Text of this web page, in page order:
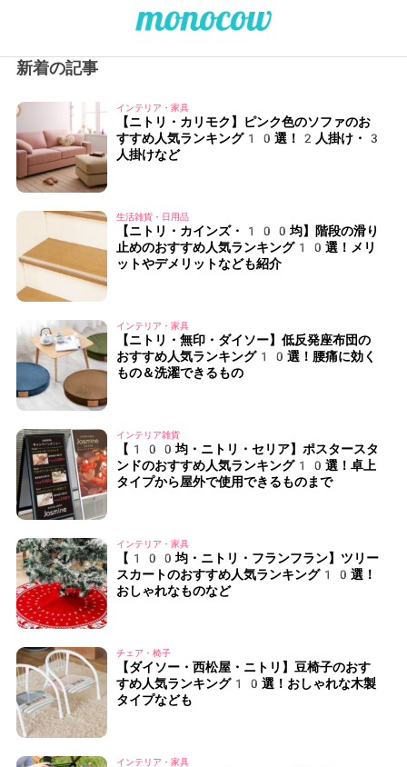
新着の記事
インテリア・家具
【ニトリ・カリモク】ピンク色のソファのお
すすめ人気ランキング10選！2人掛け・3
人掛けなど
生活雑貨・日用品
【ニトリ・カインズ・100均】階段の滑り
止めのおすすめ人気ランキング10選！メリ
ットやデメリットなども紹介
インテリア・家具
【ニトリ・無印・ダイソー】低反発座布団の
おすすめ人気ランキング10選！腰痛に効く
もの＆洗濯できるもの
インテリア雑貨
【100均・ニトリ・セリア】ポスタースタ
ンドのおすすめ人気ランキング10選！卓上
タイプから屋外で使用できるものまで
インテリア・家具
【100均・ニトリ・フランフラン】ツリー
スカートのおすすめ人気ランキング10選！
おしゃれなものなど
チェア・椅子
【ダイソー・西松屋・ニトリ】豆椅子のおす
すめ人気ランキング10選！おしゃれな木製
タイプなども
インテリア・家具